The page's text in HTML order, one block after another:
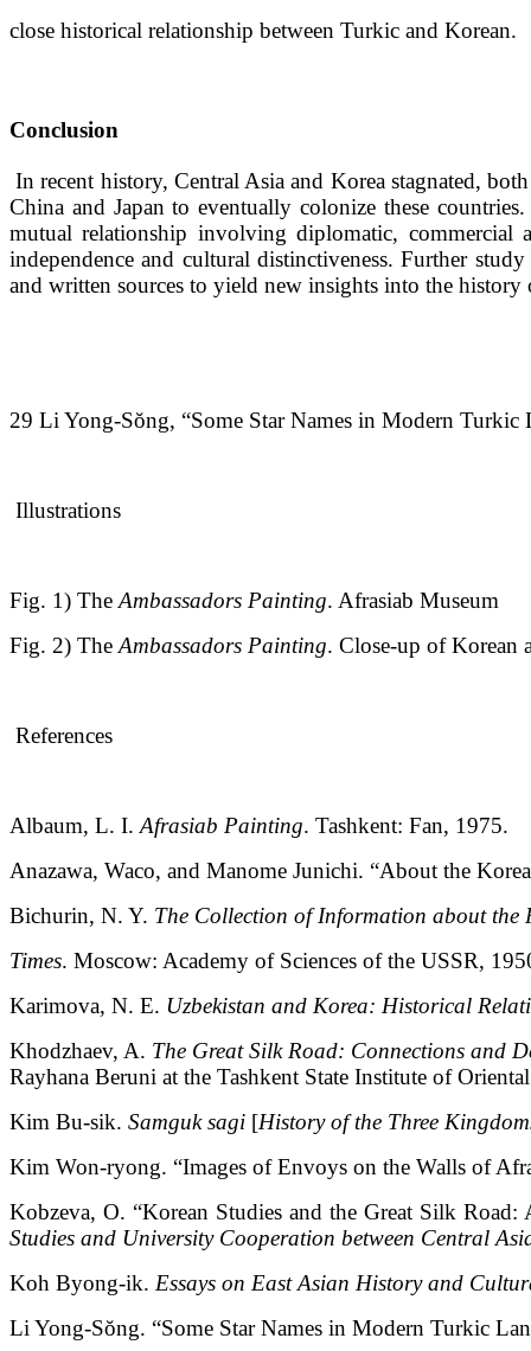
close historical relationship between Turkic and Korean.
Conclusion
In recent history, Central Asia and Korea stagnated,
China and Japan to eventually colonize these
mutual relationship involving diplomatic, commercial
independence and cultural distinctiveness. Further
and written sources to yield new insights into the
29 Li Yong-Sŏng, “Some Star Names in Modern Turkic
Illustrations
Fig. 1) The Ambassadors Painting. Afrasiab Museum
Fig. 2) The Ambassadors Painting. Close-up of Korean
References
Albaum, L. I. Afrasiab Painting. Tashkent: Fan, 1975.
Anazawa, Waco, and Manome Junichi. “About the
Bichurin, N. Y. The Collection of Information about the
Times. Moscow: Academy of Sciences of the USSR,
Karimova, N. E. Uzbekistan and Korea: Historical
Khodzhaev, A. The Great Silk Road: Connections and
Rayhana Beruni at the Tashkent State Institute of
Kim Bu-sik. Samguk sagi [History of the Three
Kim Won-ryong. “Images of Envoys on the Walls of
Kobzeva, O. “Korean Studies and the Great Silk
Studies аnd University Cooperation between Central
Koh Byong-ik. Essays on East Asian History and
Li Yong-Sŏng. “Some Star Names in Modern Turkic